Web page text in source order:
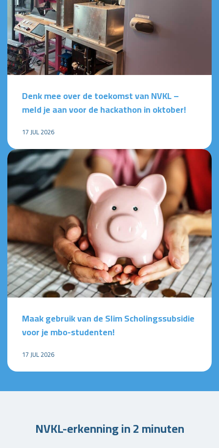
Denk mee over de toekomst van NVKL –
meld je aan voor de hackathon in oktober!
17 JUL 2026
Maak gebruik van de Slim Scholingssubsidie
voor je mbo-studenten!
17 JUL 2026
NVKL-erkenning in 2 minuten